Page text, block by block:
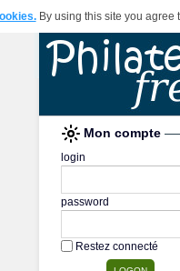
By using this site you agree
Mon compte
login
password
Restez connecté